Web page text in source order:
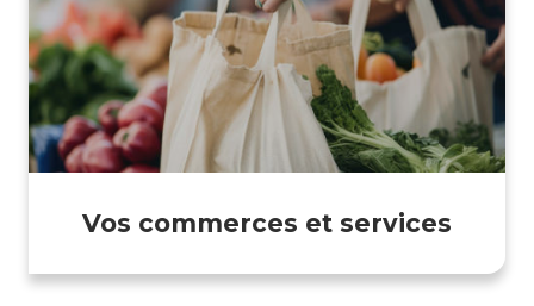
Vos commerces et services